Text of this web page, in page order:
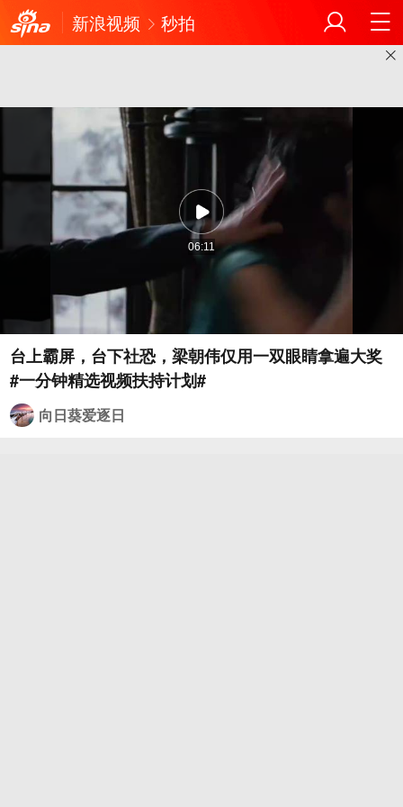
新浪视频 秒拍
06:11
台上霸屏，台下社恐，梁朝伟仅用一双眼睛拿遍大奖
向日葵爱逐日